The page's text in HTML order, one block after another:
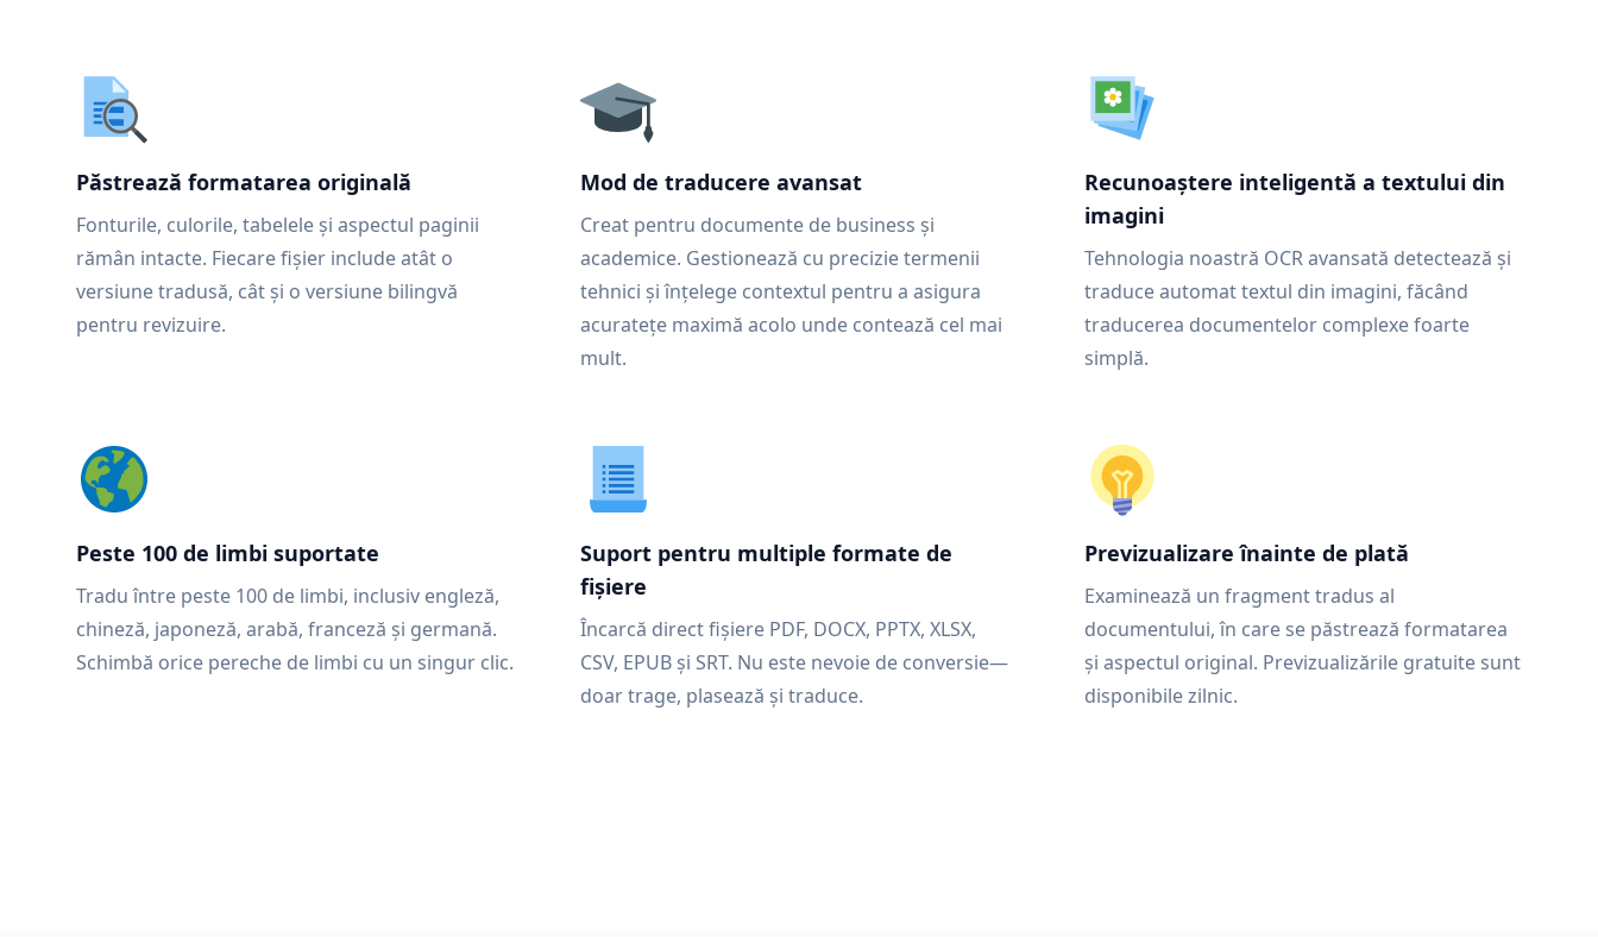
Păstrează formatarea originală
Fonturile, culorile, tabelele și aspectul paginii
rămân intacte. Fiecare fișier include atât o
versiune tradusă, cât și o versiune bilingvă
pentru revizuire.
Mod de traducere avansat
Creat pentru documente de business și
academice. Gestionează cu precizie termenii
tehnici și înțelege contextul pentru a asigura
acuratețe maximă acolo unde contează cel mai
mult.
Recunoaștere inteligentă a textului din
imagini
Tehnologia noastră OCR avansată detectează și
traduce automat textul din imagini, făcând
traducerea documentelor complexe foarte
simplă.
Peste 100 de limbi suportate
Tradu între peste 100 de limbi, inclusiv engleză,
chineză, japoneză, arabă, franceză și germană.
Schimbă orice pereche de limbi cu un singur clic.
Suport pentru multiple formate de
fișiere
Încarcă direct fișiere PDF, DOCX, PPTX, XLSX,
CSV, EPUB și SRT. Nu este nevoie de conversie—
doar trage, plasează și traduce.
Previzualizare înainte de plată
Examinează un fragment tradus al
documentului, în care se păstrează formatarea
și aspectul original. Previzualizările gratuite sunt
disponibile zilnic.